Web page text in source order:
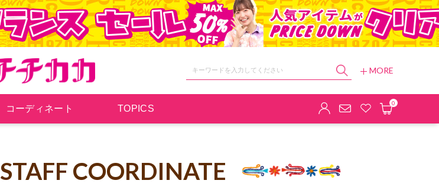
MORE
コーディネート TOPICS
0
STAFF COORDINATE